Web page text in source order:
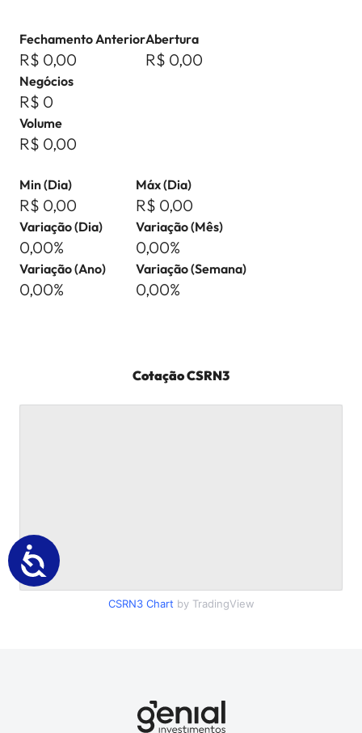
Fechamento Anterior
R$ 0,00
Abertura
R$ 0,00
Negócios
R$ 0
Volume
R$ 0,00
Min (Dia)
R$ 0,00
Máx (Dia)
R$ 0,00
Variação (Dia)
0,00%
Variação (Mês)
0,00%
Variação (Ano)
0,00%
Variação (Semana)
0,00%
CotaçãoCSRN3
CSRN3Chart by TradingView